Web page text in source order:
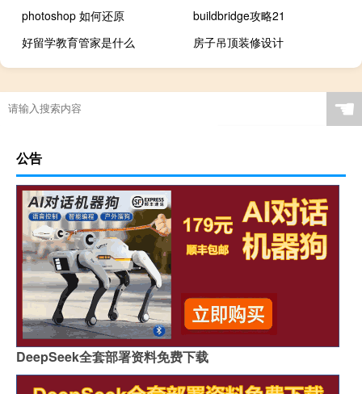
photoshop 如何还原
buildbridge攻略21
好留学教育管家是什么
房子吊顶装修设计
☚
公告
DeepSeek全套部署资料免费下载